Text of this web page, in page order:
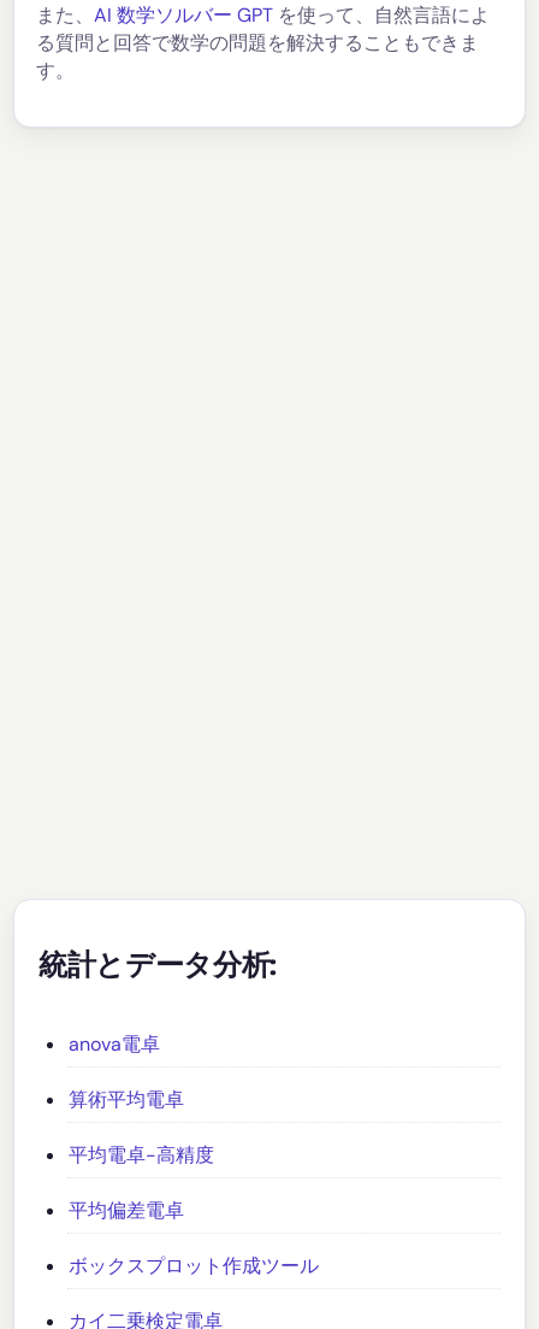
また、AI 数学ソルバー GPT を使って、自然言語によ
る質問と回答で数学の問題を解決することもできま
す。
統計とデータ分析:
anova電卓
算術平均電卓
平均電卓-高精度
平均偏差電卓
ボックスプロット作成ツール
カイ二乗検定電卓